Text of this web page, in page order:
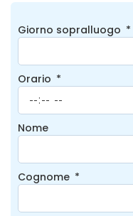
Giorno sopralluogo
Orario
Nome
Cognome